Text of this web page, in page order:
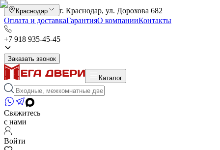
Краснодар
г. Краснодар, ул. Дорохова 682
Оплата и доставкаГарантияО компанииКонтакты
+7 918 935-45-45
Заказать звонок
Каталог
Свяжитесь
с нами
Войти